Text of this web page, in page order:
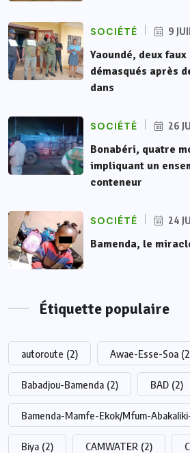
SOCIÉTÉ 9
Yaoundé, deux
démasqués après
dans
SOCIÉTÉ 26
Bonabéri, quatre
impliquant un
conteneur
SOCIÉTÉ 24
Bamenda, le
Étiquette populaire
autoroute (2) Awae-Esse-Soa
Babadjou-Bamenda (2) BAD (2)
Bamenda-Mamfe-Ekok/Mfum-
Biya (2) CAMWATER (2)